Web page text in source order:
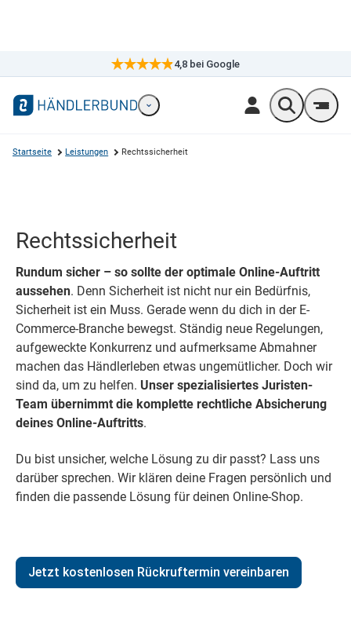
×
4,8 bei Google
Markennavigation öffnenWonach
Startseite Leistungen Rechtssicherheit
Rechtssicherheit
Rundum sicher – so sollte der optimale Online-Auftritt
aussehen. Denn Sicherheit ist nicht nur ein Bedürfnis,
Sicherheit ist ein Muss. Gerade wenn du dich in der E-
Commerce-Branche bewegst. Ständig neue Regelungen,
aufgeweckte Konkurrenz und aufmerksame Abmahner
machen das Händlerleben etwas ungemütlicher. Doch wir
sind da, um zu helfen. Unser spezialisiertes Juristen-
Team übernimmt die komplette rechtliche Absicherung
deines Online-Auftritts.
Du bist unsicher, welche Lösung zu dir passt? Lass uns
darüber sprechen. Wir klären deine Fragen persönlich und
finden die passende Lösung für deinen Online-Shop.
Jetzt kostenlosen Rückruftermin vereinbaren